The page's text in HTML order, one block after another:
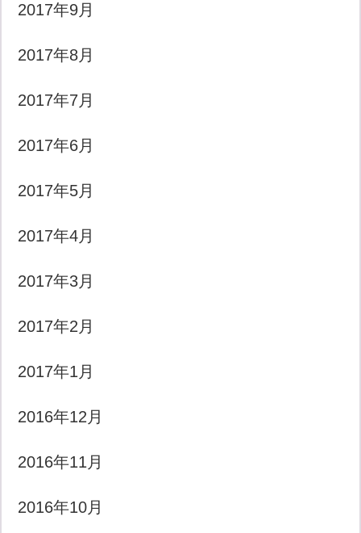
2017年9月
2017年8月
2017年7月
2017年6月
2017年5月
2017年4月
2017年3月
2017年2月
2017年1月
2016年12月
2016年11月
2016年10月